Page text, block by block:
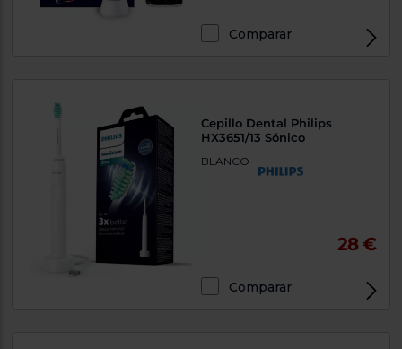
Comparar
Cepillo Dental Philips
HX3651/13 Sónico
BLANCO
28 €
Comparar